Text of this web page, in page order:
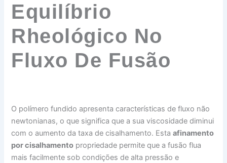
Equilíbrio
Rheológico No
Fluxo De Fusão
O polímero fundido apresenta características de fluxo não
newtonianas, o que significa que a sua viscosidade diminui
com o aumento da taxa de cisalhamento. Estaafinamento
por cisalhamento propriedade permite que a fusão flua
mais facilmente sob condições de alta pressão e